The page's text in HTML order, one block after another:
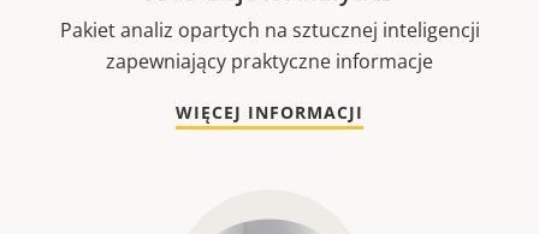
Pakiet analiz opartych na sztucznej inteligencji
zapewniający praktyczne informacje
WIĘCEJ INFORMACJI